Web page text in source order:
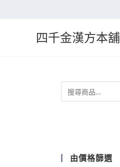
四千金漢方本舖
由價格篩選